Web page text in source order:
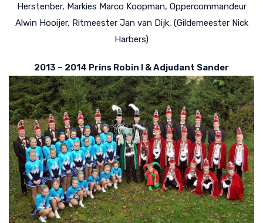
Herstenber, Markies Marco Koopman, Oppercommandeur
Alwin Hooijer, Ritmeester Jan van Dijk, (Gildemeester Nick
Harbers)
2013 – 2014 Prins Robin I & Adjudant Sander